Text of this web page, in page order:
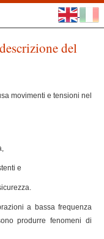
del
movimenti e tensioni nel
e
a bassa frequenza
produrre fenomeni di